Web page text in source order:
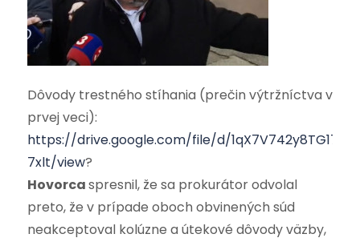
Dôvody trestného stíhania (prečin výtržníctva v
prvej veci):
https://drive.google.com/file/d/
7xlt/view?
Hovorcaspresnil, že sa prokurátor odvolal
preto, že v prípade oboch obvinených súd
neakceptoval kolúzne a útekové dôvody väzby,